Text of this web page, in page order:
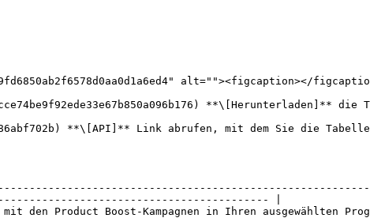
alt=""><figcaption></
**\[Herunterladen]** die
**\[API]** Link abrufen, mit dem Sie die
|
Product Boost-Kampagnen in Ihren ausgewählten